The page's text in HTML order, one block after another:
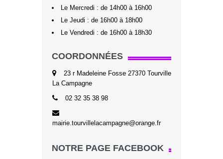
Le Mercredi : de 14h00 à 16h00
Le Jeudi : de 16h00 à 18h00
Le Vendredi : de 16h00 à 18h30
COORDONNÉES
23 r Madeleine Fosse 27370 Tourville
La Campagne
02 32 35 38 98
mairie.tourvillelacampagne@orange.fr
NOTRE PAGE FACEBOOK